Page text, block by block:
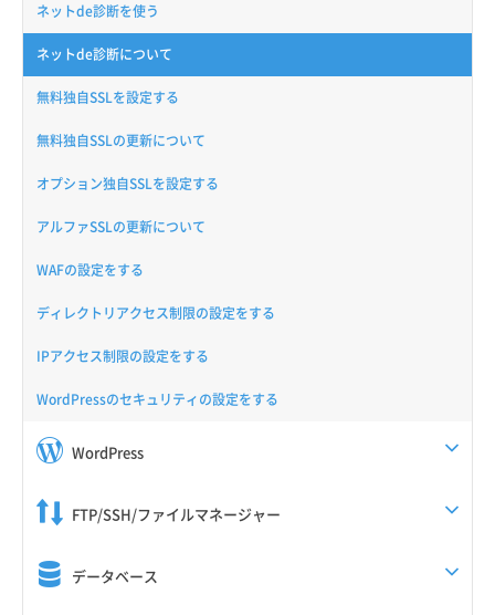
ネットde診断を使う
ネットde診断について
無料独自SSLを設定する
無料独自SSLの更新について
オプション独自SSLを設定する
アルファSSLの更新について
WAFの設定をする
ディレクトリアクセス制限の設定をする
IPアクセス制限の設定をする
WordPressのセキュリティの設定をする
WordPress
FTP/SSH/ファイルマネージャー
データベース